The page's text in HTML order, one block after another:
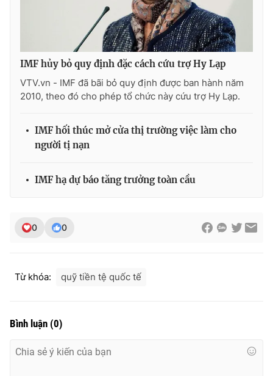
Shorts video
VTV Thể thao
VTV Sức khoẻ Bất động sản
VTV4
VTV9 VTV8
Liên hệ tòa soạn
THỜI BÁO VTV
IMF hủy bỏ quy định đặc cách cứu trợ Hy Lạp
VTV.vn - IMF đã bãi bỏ quy định được ban hành năm
2010, theo đó cho phép tổ chức này cứu trợ Hy Lạp.
IMF hối thúc mở cửa thị trường việc làm cho
người tị nạn
IMF hạ dự báo tăng trưởng toàn cầu
0 0
Từ khóa: quỹ tiền tệ quốc tế
Bình luận (0)